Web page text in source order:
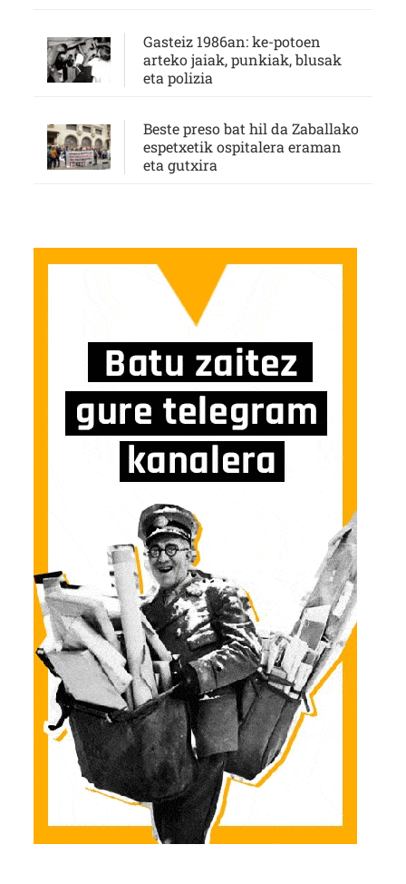
Gasteiz 1986an: ke-potoen
arteko jaiak, punkiak, blusak
eta polizia
Beste preso bat hil da Zaballako
espetxetik ospitalera eraman
eta gutxira